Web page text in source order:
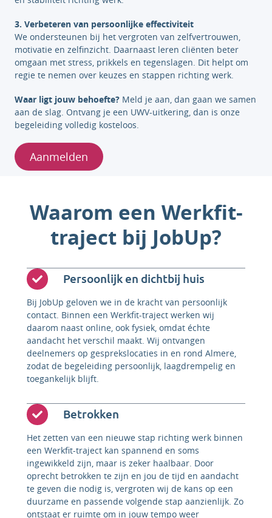
3. Verbeteren van persoonlijke effectiviteit
We ondersteunen bij het vergroten van zelfvertrouwen,
motivatie en zelfinzicht. Daarnaast leren cliënten beter
omgaan met stress, prikkels en tegenslagen. Dit helpt om
regie te nemen over keuzes en stappen richting werk.
Waar ligt jouw behoefte? Meld je aan, dan gaan we samen
aan de slag. Ontvang je een UWV-uitkering, dan is onze
begeleiding volledig kosteloos.
Aanmelden
Waarom een Werkfit-
traject bij JobUp?
Persoonlijk en dichtbij huis
Bij JobUp geloven we in de kracht van persoonlijk
contact. Binnen een Werkfit-traject werken wij
daarom naast online, ook fysiek, omdat échte
aandacht het verschil maakt. Wij ontvangen
deelnemers op gesprekslocaties in en rond Almere,
zodat de begeleiding persoonlijk, laagdrempelig en
toegankelijk blijft.
Betrokken
Het zetten van een nieuwe stap richting werk binnen
een Werkfit-traject kan spannend en soms
ingewikkeld zijn, maar is zeker haalbaar. Door
oprecht betrokken te zijn en jou de tijd en aandacht
te geven die nodig is, vergroten wij de kans op een
duurzame en passende volgende stap aanzienlijk. Zo
ontstaat er ruimte om in jouw tempo weer